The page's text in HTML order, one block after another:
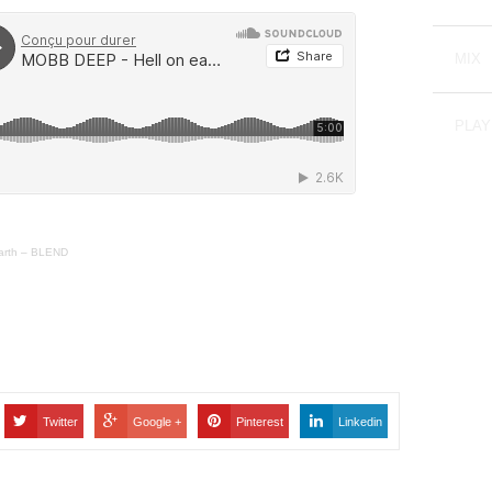
– BLEND
Twitter Google + Pinterest Linkedin